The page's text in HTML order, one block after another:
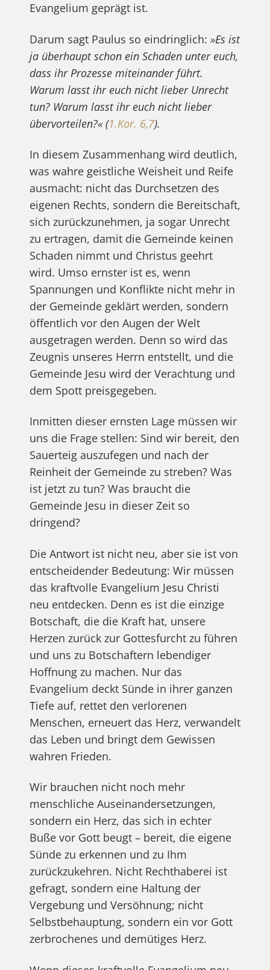
Evangelium geprägt ist.
Darum sagt Paulus so eindringlich: »Es ist
ja überhaupt schon ein Schaden unter euch,
dass ihr Prozesse miteinander führt.
Warum lasst ihr euch nicht lieber Unrecht
tun? Warum lasst ihr euch nicht lieber
übervorteilen?« (1.Kor. 6,7).
In diesem Zusammenhang wird deutlich,
was wahre geistliche Weisheit und Reife
ausmacht: nicht das Durchsetzen des
eigenen Rechts, sondern die Bereitschaft,
sich zurückzunehmen, ja sogar Unrecht
zu ertragen, damit die Gemeinde keinen
Schaden nimmt und Christus geehrt
wird. Umso ernster ist es, wenn
Spannungen und Konflikte nicht mehr in
der Gemeinde geklärt werden, sondern
öffentlich vor den Augen der Welt
ausgetragen werden. Denn so wird das
Zeugnis unseres Herrn entstellt, und die
Gemeinde Jesu wird der Verachtung und
dem Spott preisgegeben.
Inmitten dieser ernsten Lage müssen wir
uns die Frage stellen: Sind wir bereit, den
Sauerteig auszufegen und nach der
Reinheit der Gemeinde zu streben? Was
ist jetzt zu tun? Was braucht die
Gemeinde Jesu in dieser Zeit so
dringend?
Die Antwort ist nicht neu, aber sie ist von
entscheidender Bedeutung: Wir müssen
das kraftvolle Evangelium Jesu Christi
neu entdecken. Denn es ist die einzige
Botschaft, die die Kraft hat, unsere
Herzen zurück zur Gottesfurcht zu führen
und uns zu Botschaftern lebendiger
Hoffnung zu machen. Nur das
Evangelium deckt Sünde in ihrer ganzen
Tiefe auf, rettet den verlorenen
Menschen, erneuert das Herz, verwandelt
das Leben und bringt dem Gewissen
wahren Frieden.
Wir brauchen nicht noch mehr
menschliche Auseinandersetzungen,
sondern ein Herz, das sich in echter
Buße vor Gott beugt – bereit, die eigene
Sünde zu erkennen und zu Ihm
zurückzukehren. Nicht Rechthaberei ist
gefragt, sondern eine Haltung der
Vergebung und Versöhnung; nicht
Selbstbehauptung, sondern ein vor Gott
zerbrochenes und demütiges Herz.